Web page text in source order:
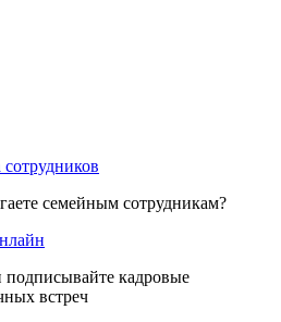
семейным сотрудникам?
подписывайте кадровые
встреч